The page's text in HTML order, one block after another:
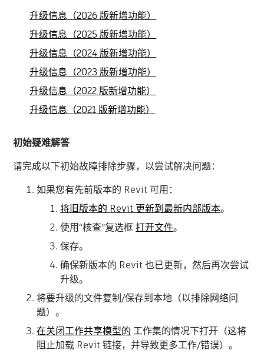
升级信息（2026 版新增功能）
升级信息（2025 版新增功能）
升级信息（2024 版新增功能）
升级信息（2023 版新增功能）
升级信息（2022 版新增功能）
升级信息（2021 版新增功能）
初始疑难解答
请完成以下初始故障排除步骤，以尝试解决问题：
如果您有先前版本的 Revit 可用：
将旧版本的 Revit 更新到最新内部版本。
使用“核查”复选框打开文件。
保存。
确保新版本的 Revit 也已更新，然后再次尝试
升级。
将要升级的文件复制/保存到本地（以排除网络问
题）。
在关闭工作共享模型的 工作集的情况下打开（这将
阻止加载 Revit 链接，并导致更多工作/错误）。